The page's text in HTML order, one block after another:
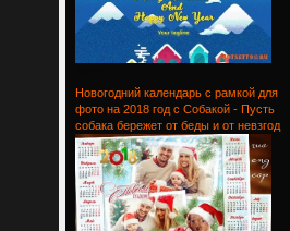
Новогодний календарь с рамкой для
фото на 2018 год с Собакой - Пусть
собака бережет от беды и от невзгод